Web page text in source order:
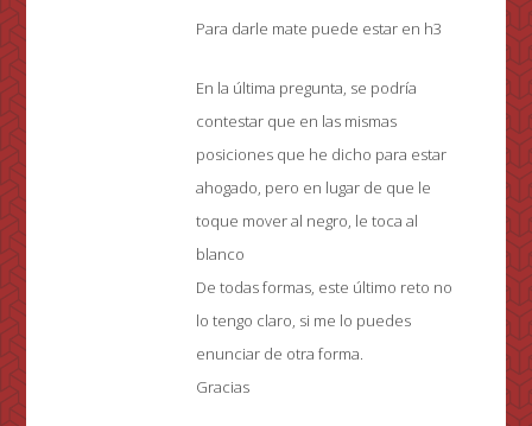
Para darle mate puede estar en h3
En la última pregunta, se podría
contestar que en las mismas
posiciones que he dicho para estar
ahogado, pero en lugar de que le
toque mover al negro, le toca al
blanco
De todas formas, este último reto no
lo tengo claro, si me lo puedes
enunciar de otra forma.
Gracias